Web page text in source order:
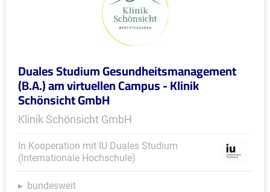
Duales Studium Gesundheitsmanagement
(B.A.) am virtuellen Campus - Klinik
Schönsicht GmbH
Klinik Schönsicht GmbH
In Kooperation mit IU Duales Studium
(Internationale Hochschule)
bundesweit